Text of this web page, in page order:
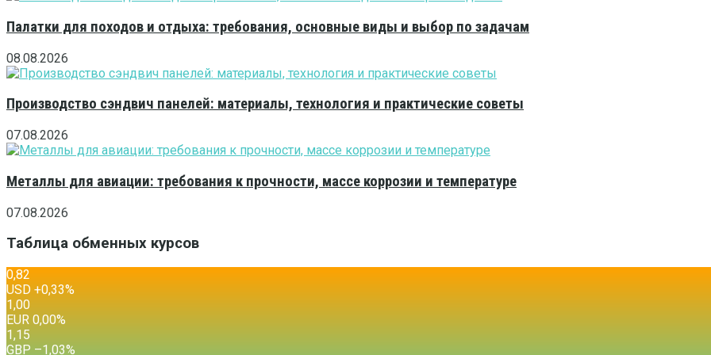
Палатки для походов и отдыха: требования, основные виды и выбор по задачам
08.08.2026
Производство сэндвич панелей: материалы, технология и практические советы
07.08.2026
Металлы для авиации: требования к прочности, массе коррозии и температуре
07.08.2026
Таблица обменных курсов
0,82
USD +0,33%
1,00
EUR 0,00%
1,15
GBP –1,03%